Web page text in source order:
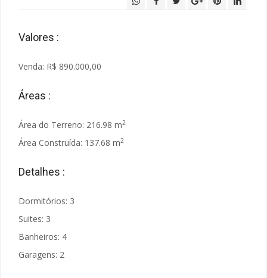
Valores :
Venda: R$ 890.000,00
Áreas :
Área do Terreno: 216.98 m2
Área Construída: 137.68 m2
Detalhes :
Dormitórios: 3
Suites: 3
Banheiros: 4
Garagens: 2